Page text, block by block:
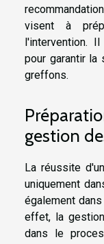
visent à
l'intervention.
pour garantir la
greffons.
gestion
La réussite
uniquement
également
effet, la
dans le